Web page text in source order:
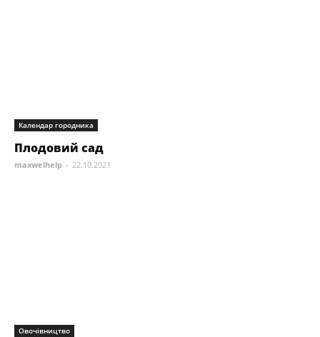
Календар городника
Плодовий сад
maxwelhelp - 22.10.2021
Овочівництво